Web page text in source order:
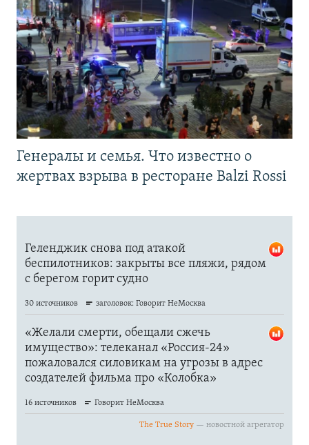
Генералы и семья. Что известно о
жертвах взрыва в ресторане Balzi Rossi